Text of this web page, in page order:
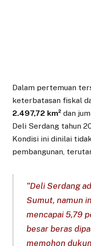
Dalam pertemuan
keterbatasan fiskal
2.497,72 km² dan
Deli Serdang tahun
Kondisi ini dinilai
pembangunan,
“Deli Serdang
Sumut, namun
mencapai 5,79
besar beras
memohon